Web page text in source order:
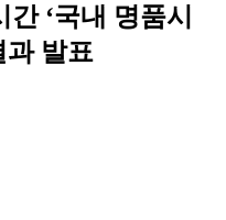
‘국내 명품시
과 발표